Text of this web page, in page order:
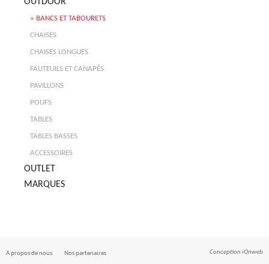
BANCS ET TABOURETS
CHAISES
CHAISES LONGUES
FAUTEUILS ET CANAPÉS
PAVILLONS
POUFS
TABLES
TABLES BASSES
ACCESSOIRES
OUTLET
MARQUES
A propos de nous Nos partenaires Conception iOnweb